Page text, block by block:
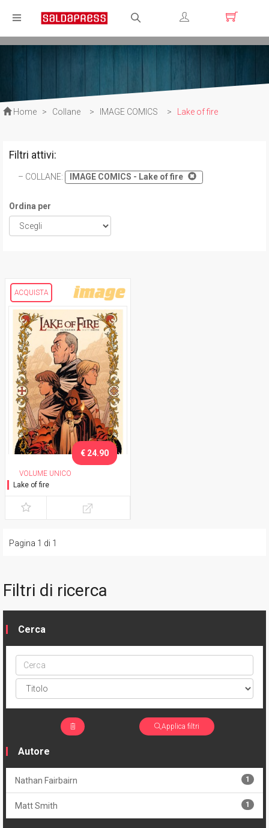
Registrati
Home > Collane > IMAGE COMICS > Lake of fire
Filtri attivi:
COLLANE: IMAGE COMICS - Lake of fire
Ordina per
ACQUISTA
VOLUME UNICO
Lake of fire
€ 24.90
Pagina 1 di 1
Filtri di ricerca
Cerca
Cerca
ptype
Applica filtri
Autore
Nathan Fairbairn 1
Matt Smith 1